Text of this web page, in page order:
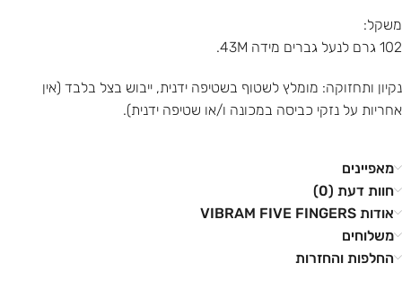
משקל:
102 גרם לנעל גברים מידה 43M.
נקיון ותחזוקה: מומלץ לשטוף בשטיפה ידנית, ייבוש בצל בלבד (אין
אחריות על נזקי כביסה במכונה ו/או שטיפה ידנית).
מאפיינים
חוות דעת (0)
אודות VIBRAM FIVE FINGERS
משלוחים
החלפות והחזרות